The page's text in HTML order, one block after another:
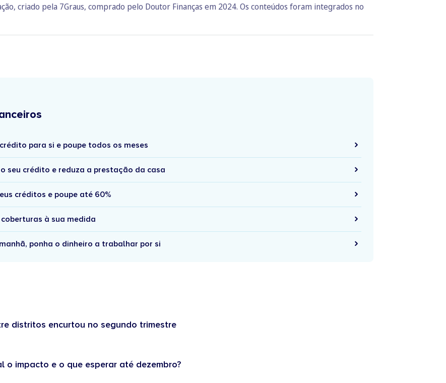
criado pela 7Graus, comprado pelo Doutor Finanças em 2024. Os conteúdos foram integrados no
para si e poupe todos os meses
seu crédito e reduza a prestação da casa
créditos e poupe até 60%
à sua medida
ponha o dinheiro a trabalhar por si
distritos encurtou no segundo trimestre
o impacto e o que esperar até dezembro?